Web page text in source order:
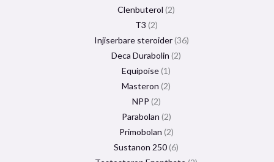
Clenbuterol 2
T3 2
Injiserbare steroider 36
Deca Durabolin 2
Equipoise 1
Masteron 2
NPP 2
Parabolan 2
Primobolan 2
Sustanon 250 6